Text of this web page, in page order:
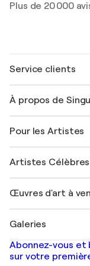
Plus de 20 000
Service clients
Expédition
Offrir une carte
Rejoignez notre
Mon compte
+33 1 76 44 06 42
À propos de
FAQ
Magazine Singulart
Emplois
Découvrez une
Pour les Artistes
Se connecter en
Artistes
Marc Chagall
Banksy
Mr. Brainwash
Shepard Fairey
Œuvres d'art à
Tableaux abstraits
Peintures de
Estampes
Galeries
Galeries d'art en
Galeries d'art en
Abonnez-vous et
sur votre